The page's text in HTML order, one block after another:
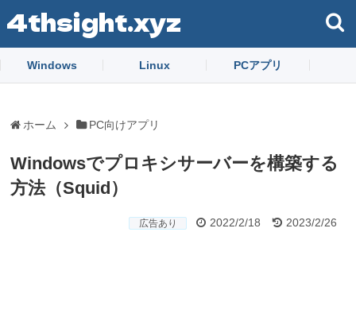
4thsight.xyz
Windows Linux PCアプリ
ホーム PC向けアプリ
Windowsでプロキシサーバーを構築する
方法（Squid）
広告あり 2022/2/18 2023/2/26